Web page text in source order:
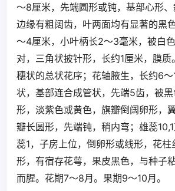
～8厘米，先端圆形或钝，基部心形、
边缘有粗阔齿，叶两面均有显著的黑
～4厘米，小叶柄长2～3毫米，被白
对，三角状披针形，长约1厘米，膜
穗状的总状花序；花轴腋生，长约6
状，基部连合成管状，先端5齿，被
形，淡紫色或黄色，旗瓣倒阔卵形，
瓣长圆形，先端钝，稍内弯；雄蕊
蕊1，子房上位，倒卵形或线形，花柱
形，有宿存花萼，果皮黑色，与种子
而腥。花期7～8月。果期9～10月。